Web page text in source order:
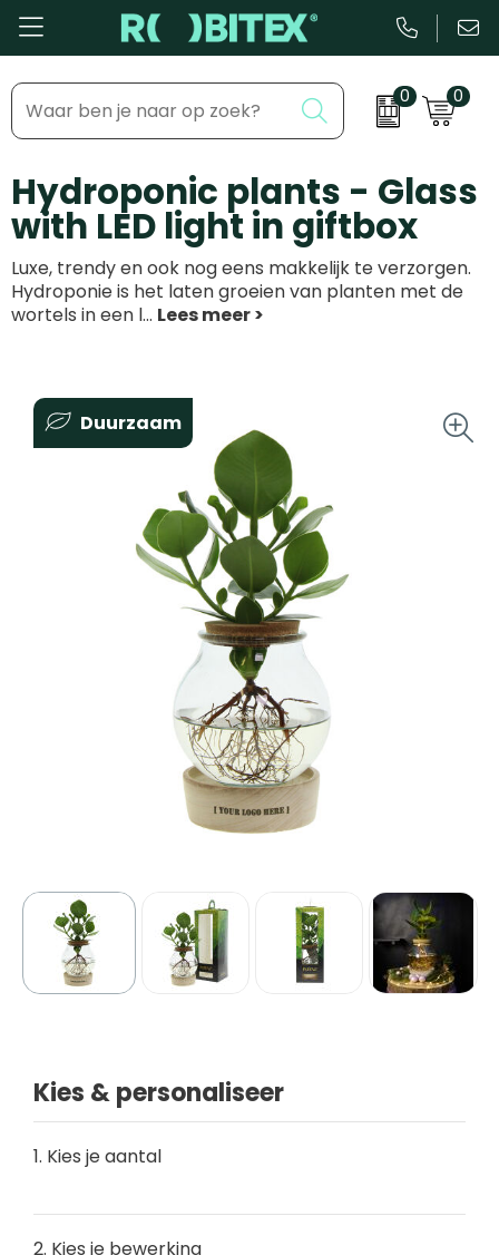
0 0
Bestsellers
Beurs & Event
Kantoor & Schrijfwaren
Eten & Drinkware
Groei & bloei
Kleding & accessoires
Outdoor & Vrije tijd
Technologie & gadgets
Inhaakmomenten
Feestdagen
Zakelijke evenementen
Dag van de ...
Hydroponic plants - Glass
with LED light in giftbox
Luxe, trendy en ook nog eens makkelijk te verzorgen.
Hydroponie is het laten groeien van planten met de
wortels in een l...
Duurzaam
Kies & personaliseer
1. Kies je aantal
2. Kies je bewerking